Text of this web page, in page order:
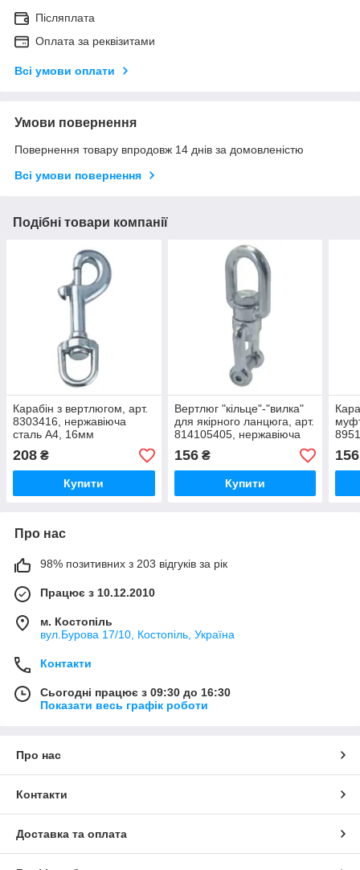
Післяплата
Оплата за реквізитами
Всі умови оплати
Умови повернення
Повернення товару впродовж 14 днів за домовленістю
Всі умови повернення
Подібні товари компанії
Карабін з вертлюгом, арт.
8303416, нержавіюча
сталь А4, 16мм
208 ₴
Купити
Вертлюг "кільце"-"вилка"
для якірного ланцюга, арт.
814105405, нержавіюча
156₴
Купити
156
Про нас
98% позитивних з 203 відгуків за рік
Працює з 10.12.2010
м. Костопіль
вул.Бурова 17/10, Костопіль, Україна
Контакти
Сьогодні працює з 09:30 до 16:30
Показати весь графік роботи
Про нас
Контакти
Доставка та оплата